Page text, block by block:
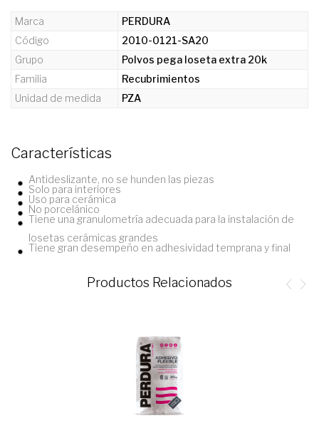
Marca
PERDURA
Código
2010-0121-SA20
Grupo
Polvos pega loseta extra 20k
Familia
Recubrimientos
Unidad de medida
PZA
Características
Antideslizante, no se hunden las piezas
Solo para interiores
Uso para cerámica
No porcelánico
Tiene una granulometría adecuada para la instalación de
losetas cerámicas grandes
Tiene gran desempeño en adhesividad temprana y final
Productos Relacionados